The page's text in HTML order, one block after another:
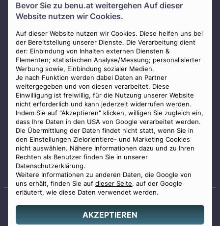
Bevor Sie zu benu.at weitergehen Auf dieser
Website nutzen wir Cookies.
Auf dieser Website nutzen wir Cookies. Diese helfen uns bei
der Bereitstellung unserer Dienste. Die Verarbeitung dient
der: Einbindung von Inhalten externen Diensten &
Elementen; statistischen Analyse/Messung; personalisierter
Werbung sowie, Einbindung sozialer Medien.
Je nach Funktion werden dabei Daten an Partner
weitergegeben und von diesen verarbeitet. Diese
Einwilligung ist freiwillig, für die Nutzung unserer Website
nicht erforderlich und kann jederzeit widerrufen werden.
Indem Sie auf "Akzeptieren" klicken, willigen Sie zugleich ein,
dass Ihre Daten in den USA von Google verarbeitet werden.
Die Übermittlung der Daten findet nicht statt, wenn Sie in
den Einstellungen Zielorientiere- und Marketing Cookies
nicht auswählen. Nähere Informationen dazu und zu Ihren
Rechten als Benutzer finden Sie in unserer
Datenschutzerklärung.
Weitere Informationen zu anderen Daten, die Google von
uns erhält, finden Sie auf dieser Seite, auf der Google
erläutert, wie diese Daten verwendet werden.
AKZEPTIEREN
Über uns
Presse
AGB
Impressum
Datenschutz
Widerrufsbelehrung
Zahlungsmöglichkeiten
Staatlich geprüfter
© 2026 Benu GmbH. Alle Rechte vorbehalten.